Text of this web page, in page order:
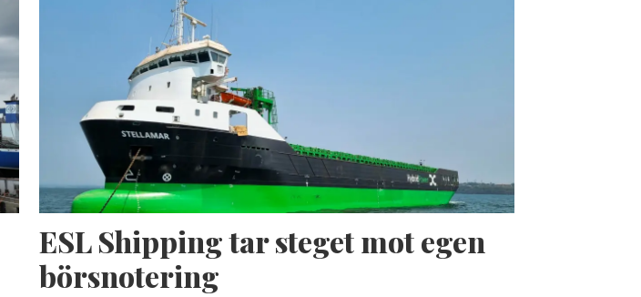
ESL Shipping tar steget mot egen
börsnotering